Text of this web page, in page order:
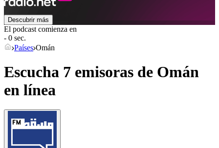
Descubrir más
El podcast comienza en
- 0 sec.
Países Omán
Escucha 7 emisoras de Omán
en línea